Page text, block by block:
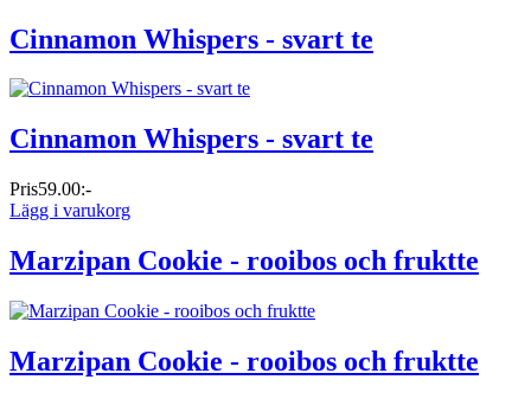
Cinnamon Whispers - svart te
Cinnamon Whispers - svart te
Pris59.00:-
Lägg i varukorg
Marzipan Cookie - rooibos och fruktte
Marzipan Cookie - rooibos och fruktte